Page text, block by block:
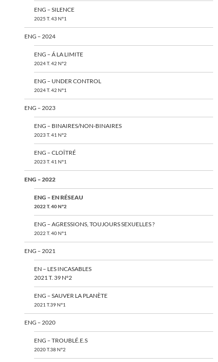
ENG – SILENCE
2025 T. 43 N°1
ENG – 2024
ENG – Á LA LIMITE
2024 T. 42 N°2
ENG – UNDER CONTROL
2024 T. 42 N°1
ENG – 2023
ENG – BINAIRES/NON-BINAIRES
2023 T. 41 N°2
ENG – CLOÎTRÉ
2023 T. 41 N°1
ENG – 2022
ENG – EN RÉSEAU
2022 T. 40 N°2
ENG – AGRESSIONS, TOUJOURS SEXUELLES ?
2022 T. 40 N°1
ENG – 2021
EN – LES INCASABLES
2021 T. 39 N°2
ENG – SAUVER LA PLANÈTE
2021 T.39 N°1
ENG – 2020
ENG – TROUBLÉ.E.S
2020 T.38 N°2